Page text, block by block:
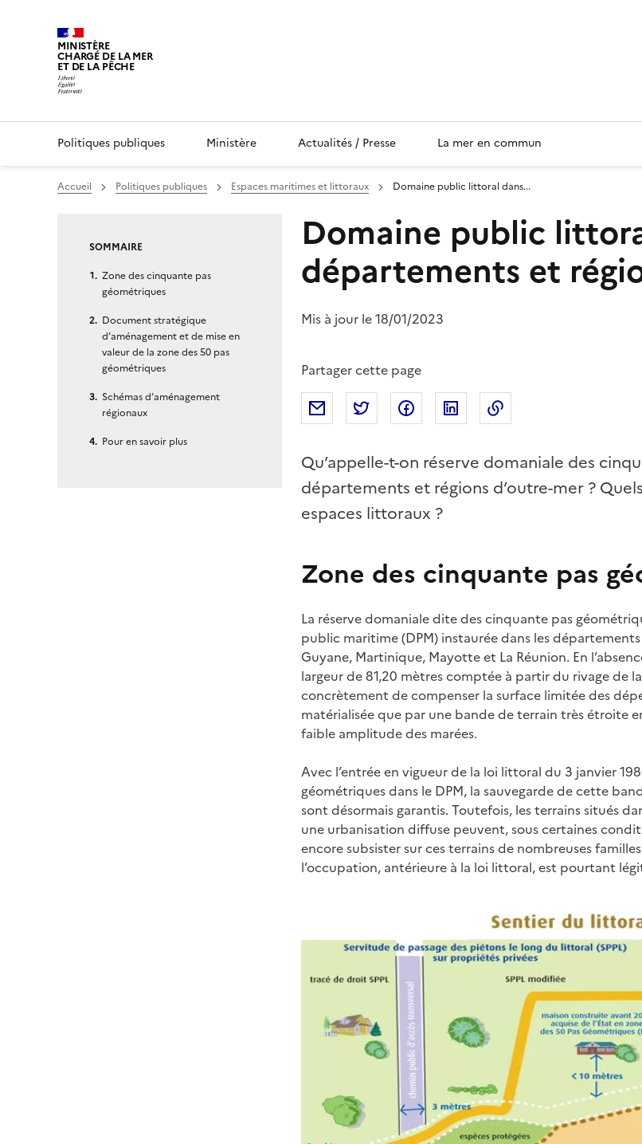
MINISTÈRE
CHARGÉ DE LA MER
ET DE LA PÊCHE
Politiques publiques Ministère Actualités / Presse La mer en commun
Vous êtes ici :
Accueil Politiques publiques
Espaces maritimes et littoraux
Domaine public littoral dans...
SOMMAIRE
Zone des cinquante pas
géométriques
Document stratégique
d’aménagement et de mise en
valeur de la zone des 50 pas
géométriques
Schémas d’aménagement
régionaux
Pour en savoir plus
Domaine public
départements et
Mis à jour le 18/01/2023
Partager cette page
Partager par mailPartager sur Twitter
Partager sur Facebook
Partager sur Linkedin
Qu’appelle-t-on réserve domaniale des
départements et régions d’outre-mer ?
espaces littoraux ?
Zone des cinquante pas
La réserve domaniale dite des cinquante pas
public maritime (DPM) instaurée dans les
Guyane, Martinique, Mayotte et La Réunion. En
largeur de 81,20 mètres comptée à partir du rivage de
concrètement de compenser la surface limitée des
matérialisée que par une bande de terrain très étroite
faible amplitude des marées.
Avec l’entrée en vigueur de la loi littoral du 3 janvier
géométriques dans le DPM, la sauvegarde de cette
sont désormais garantis. Toutefois, les terrains situés
une urbanisation diffuse peuvent, sous certaines
encore subsister sur ces terrains de nombreuses
l’occupation, antérieure à la loi littoral, est pourtant